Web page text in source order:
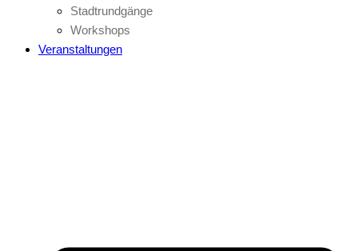
Stadtrundgänge
Workshops
Veranstaltungen